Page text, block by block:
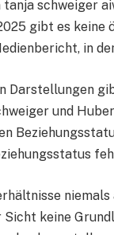
schweiger
gibt es keine
in
Darstellungen
und
keine